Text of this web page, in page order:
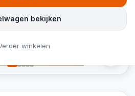
bekijken
winkelen